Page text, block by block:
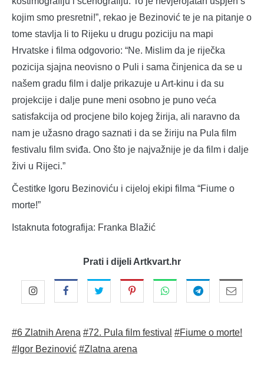
kojim smo presretni!”, rekao je Bezinović te je na pitanje o
tome stavlja li to Rijeku u drugu poziciju na mapi
Hrvatske i filma odgovorio: “Ne. Mislim da je riječka
pozicija sjajna neovisno o Puli i sama činjenica da se u
našem gradu film i dalje prikazuje u Art-kinu i da su
projekcije i dalje pune meni osobno je puno veća
satisfakcija od procjene bilo kojeg žirija, ali naravno da
nam je užasno drago saznati i da se žiriju na Pula film
festivalu film sviđa. Ono što je najvažnije je da film i dalje
živi u Rijeci.”
Čestitke Igoru Bezinoviću i cijeloj ekipi filma “Fiume o
morte!”
Istaknuta fotografija: Franka Blažić
Prati i dijeli Artkvart.hr
#6 Zlatnih Arena #72. Pula film festival #Fiume o morte!
#Igor Bezinović #Zlatna arena